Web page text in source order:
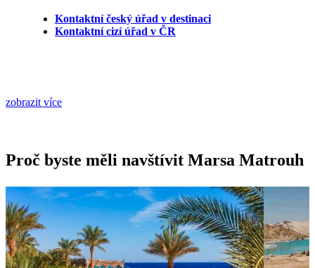
Kontaktní český úřad v destinaci
Kontaktní cizí úřad v ČR
zobrazit více
Proč byste měli navštívit Marsa Matrouh